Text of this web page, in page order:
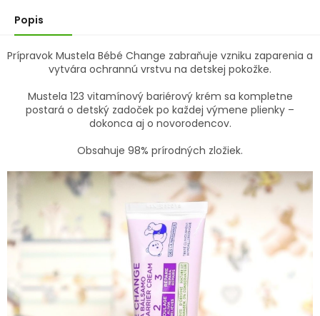
Popis
Prípravok Mustela Bébé Change zabraňuje vzniku zaparenia a
vytvára ochrannú vrstvu na detskej pokožke.
Mustela 123 vitamínový bariérový krém sa kompletne
postará o detský zadoček po každej výmene plienky –
dokonca aj o novorodencov.
Obsahuje 98% prírodných zložiek.